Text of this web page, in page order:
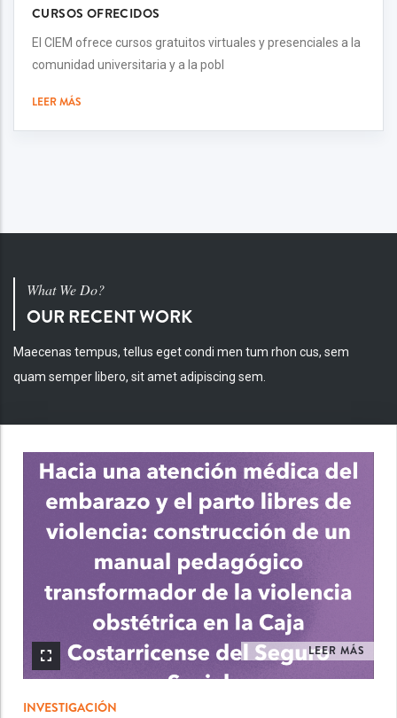
CURSOS OFRECIDOS
El CIEM ofrece cursos gratuitos virtuales y presenciales a la
comunidad universitaria y a la pobl
LEER MÁS
What We Do?
OUR RECENT WORK
Maecenas tempus, tellus eget condi men tum rhon cus, sem
quam semper libero, sit amet adipiscing sem.
LEER MÁS
INVESTIGACIÓN